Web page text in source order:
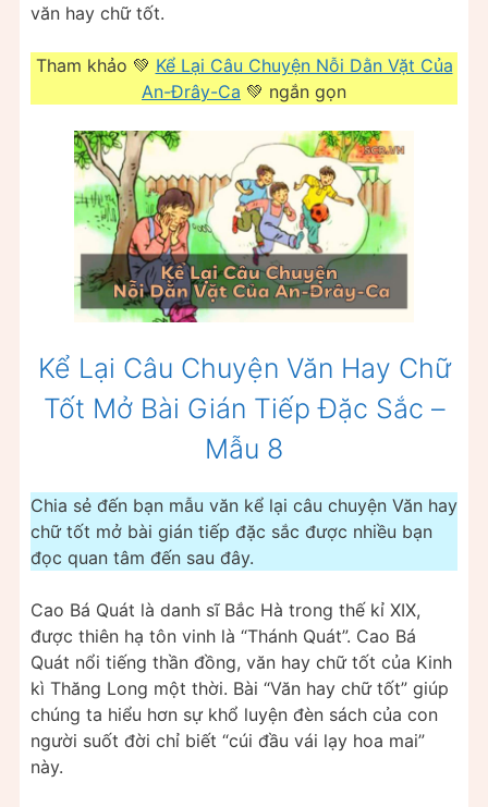
văn hay chữ tốt.
Tham khảo 💚 Kể Lại Câu Chuyện Nỗi Dằn Vặt Của
An-Đrây-Ca 💚 ngắn gọn
Kể Lại Câu Chuyện Văn Hay Chữ
Tốt Mở Bài Gián Tiếp Đặc Sắc –
Mẫu 8
Chia sẻ đến bạn mẫu văn kể lại câu chuyện Văn hay
chữ tốt mở bài gián tiếp đặc sắc được nhiều bạn
đọc quan tâm đến sau đây.
Cao Bá Quát là danh sĩ Bắc Hà trong thế kỉ XIX,
được thiên hạ tôn vinh là “Thánh Quát”. Cao Bá
Quát nổi tiếng thần đồng, văn hay chữ tốt của Kinh
kì Thăng Long một thời. Bài “Văn hay chữ tốt” giúp
chúng ta hiểu hơn sự khổ luyện đèn sách của con
người suốt đời chỉ biết “cúi đầu vái lạy hoa mai”
này.